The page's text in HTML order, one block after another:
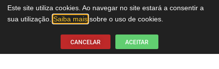
Todos os direitos reservados à CBCT.ORG.BR© 2026
Este site utiliza cookies. Ao navegar no site estará a consentir a
sua utilização. Saiba mais sobre o uso de cookies.
CANCELAR ACEITAR